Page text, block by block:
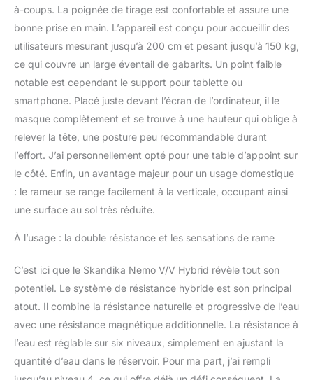
et les roulettes. Ainsi, le
rameur peut être déplacé
et rangé à la verticale
sans problème à la
maison. ✔
ENTRAÎNEMENT
EFFICACE
niveaux de remplissage
et 16 niveaux de
résistance, associés au
récepteur de fréquence
console moderne à
bouton rotatif,
de manière optimale
L'entraînement reste
confortable grâce au
siège ergonomique et
robustes avec sangles
réglables.
à-coups. La poignée de tirage est confortable et assure une
bonne prise en main. L’appareil est conçu pour accueillir des
utilisateurs mesurant jusqu’à 200 cm et pesant jusqu’à 150 kg,
ce qui couvre un large éventail de gabarits. Un point faible
notable est cependant le support pour tablette ou
smartphone. Placé juste devant l’écran de l’ordinateur, il le
masque complètement et se trouve à une hauteur qui oblige à
relever la tête, une posture peu recommandable durant
l’effort. J’ai personnellement opté pour une table d’appoint sur
le côté. Enfin, un avantage majeur pour un usage domestique
: le rameur se range facilement à la verticale, occupant ainsi
une surface au sol très réduite.
À l’usage : la double résistance et les sensations de rame
C’est ici que le Skandika Nemo V/V Hybrid révèle tout son
potentiel. Le système de résistance hybride est son principal
atout. Il combine la résistance naturelle et progressive de l’eau
avec une résistance magnétique additionnelle. La résistance à
l’eau est réglable sur six niveaux, simplement en ajustant la
quantité d’eau dans le réservoir. Pour ma part, j’ai rempli